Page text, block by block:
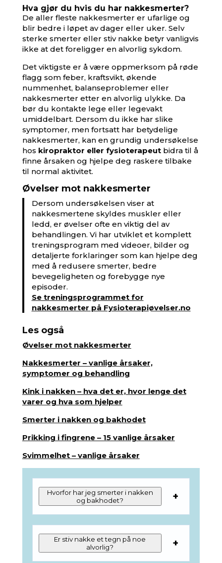
Hva gjør du hvis du har nakkesmerter?
De aller fleste nakkesmerter er ufarlige og
blir bedre i løpet av dager eller uker. Selv
sterke smerter eller stiv nakke betyr vanligvis
ikke at det foreligger en alvorlig sykdom.
Det viktigste er å være oppmerksom på røde
flagg som feber, kraftsvikt, økende
nummenhet, balanseproblemer eller
nakkesmerter etter en alvorlig ulykke. Da
bør du kontakte lege eller legevakt
umiddelbart. Dersom du ikke har slike
symptomer, men fortsatt har betydelige
nakkesmerter, kan en grundig undersøkelse
hos kiropraktor eller fysioterapeutbidra til å
finne årsaken og hjelpe deg raskere tilbake
til normal aktivitet.
Øvelser mot nakkesmerter
Dersom undersøkelsen viser at
nakkesmertene skyldes muskler eller
ledd, er øvelser ofte en viktig del av
behandlingen. Vi har utviklet et komplett
treningsprogram med videoer, bilder og
detaljerte forklaringer som kan hjelpe deg
med å redusere smerter, bedre
bevegeligheten og forebygge nye
episoder.
Se treningsprogrammet for
nakkesmerter på Fysioterapiøvelser.no
Les også
Øvelser mot nakkesmerter
Nakkesmerter – vanlige årsaker,
symptomer og behandling
Kink i nakken – hva det er, hvor lenge det
varer og hva som hjelper
Smerter i nakken og bakhodet
Prikking i fingrene – 15 vanlige årsaker
Svimmelhet – vanlige årsaker
Hvorfor har jeg smerter i nakken
og bakhodet?
Er stiv nakke et tegn på noe
alvorlig?